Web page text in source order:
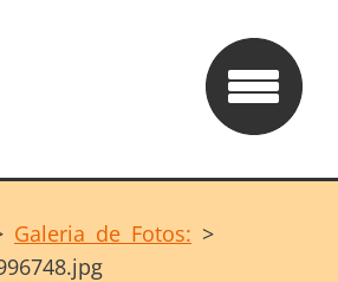
Galeria de Fotos: >